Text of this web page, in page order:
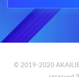
© 2019-2020 AKAILIB